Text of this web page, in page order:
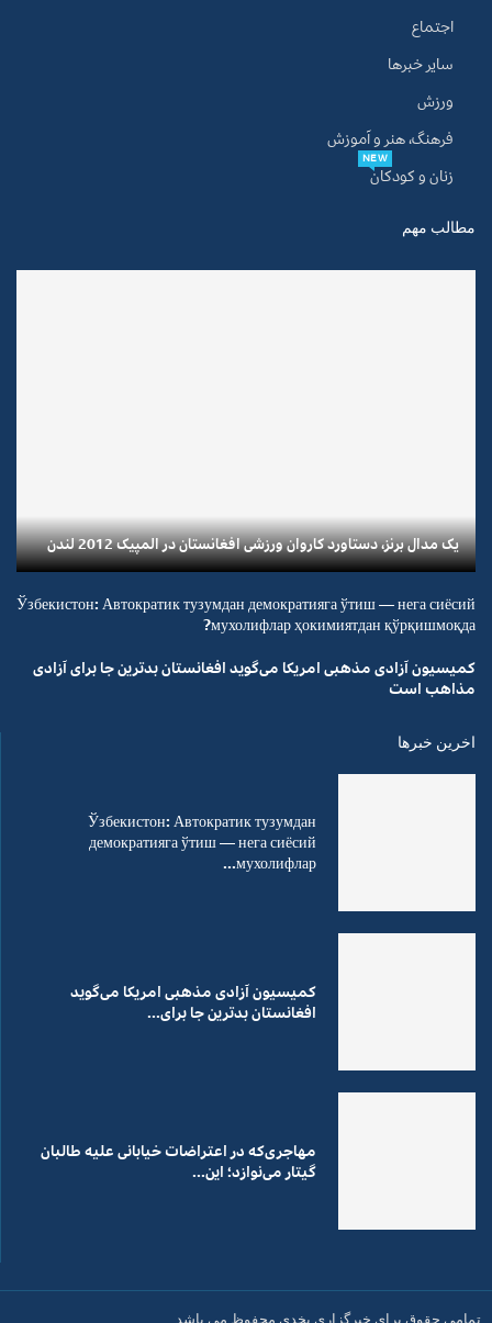
اجتماع
سایر خبرها
ورزش
فرهنگ، هنر و آموزش
زنان و کودکان
NEW
مطالب مهم
یک مدال برنز، دستاورد کاروان ورزشی افغانستان در المپیک 2012 لندن
Ўзбекистон: Автократик тузумдан демократияга ўтиш — нега сиёсий
мухолифлар ҳокимиятдан қўрқишмоқда?
کمیسیون آزادی مذهبی امریکا می‌گوید افغانستان بدترین جا برای آزادی
مذاهب است
اخرین خبرها
Ўзбекистон: Автократик тузумдан
демократияга ўтиш — нега сиёсий
мухолифлар...
کمیسیون آزادی مذهبی امریکا می‌گوید
افغانستان بدترین جا برای...
مهاجری‌که در اعتراضات خیابانی علیه طالبان
گیتار می‌نوازد؛ این...
تمامی حقوق برای خبرگزاری بخدی محفوظ می باشد